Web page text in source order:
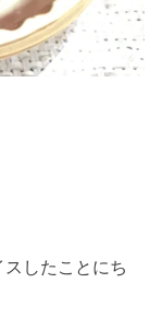
したことにち